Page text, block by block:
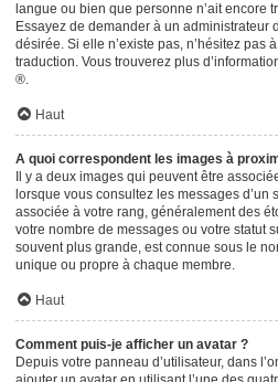
langue ou bien que personne n’ait encore
Essayez de demander à un administrateur
désirée. Si elle n’existe pas, n’hésitez pas
traduction. Vous trouverez plus
®.
Haut
A quoi correspondent les images à
Il y a deux images qui peuvent être
lorsque vous consultez les messages d’un
associée à votre rang, généralement des
votre nombre de messages ou votre statut
souvent plus grande, est connue sous le
unique ou propre à chaque membre.
Haut
Comment puis-je afficher un avatar ?
Depuis votre panneau d’utilisateur, dans